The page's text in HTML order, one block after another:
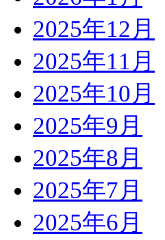
2025年12月
2025年11月
2025年10月
2025年9月
2025年8月
2025年7月
2025年6月